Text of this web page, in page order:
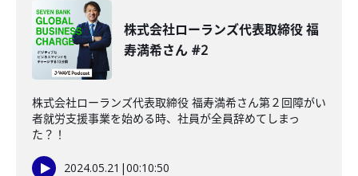
株式会社ローランズ代表取締役 福
寿満希さん #2
株式会社ローランズ代表取締役 福寿満希さん第２回障がい
者就労支援事業を始める時、社員が全員辞めてしまっ
た？！
2024.05.21 |00:10:50